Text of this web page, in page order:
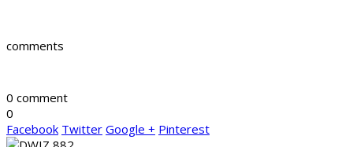
comments
0 comment
0
Facebook Twitter Google + Pinterest